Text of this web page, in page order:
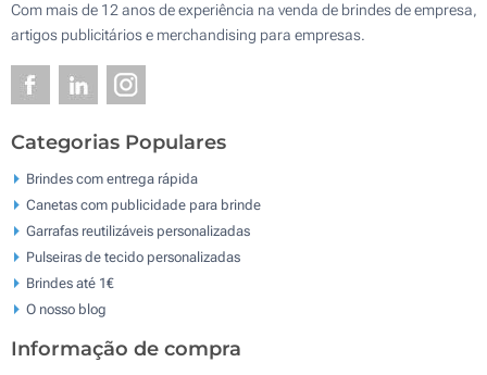
Com mais de 12 anos de experiência na venda de brindes de empresa,
artigos publicitários e merchandising para empresas.
Categorias Populares
Brindes com entrega rápida
Canetas com publicidade para brinde
Garrafas reutilizáveis personalizadas
Pulseiras de tecido personalizadas
Brindes até 1€
O nosso blog
Informação de compra